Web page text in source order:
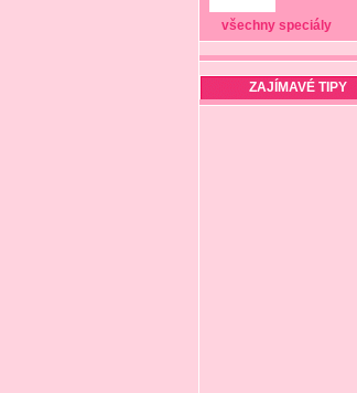
všechny speciály
ZAJÍMAVÉ TIPY